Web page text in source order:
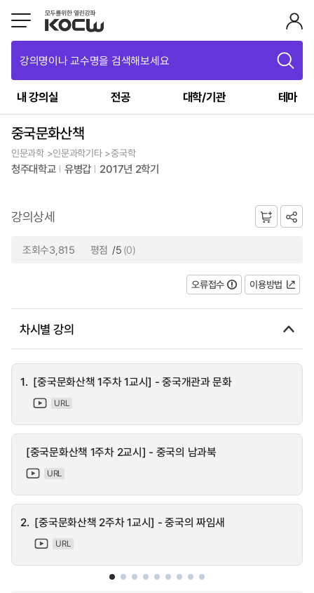
강의명이나 교수명을 검색해보세요
내 강의실 전공 대학/기관 테마
중국문화산책
인문과학 >인문과학기타 >중국학
청주대학교 유병갑 2017년 2학기
강의상세
조회수3,815 평점 /5 (0)
오류접수 이용방법
차시별 강의
1. [중국문화산책 1주차 1교시] - 중국개관과 문화
URL
[중국문화산책 1주차 2교시] - 중국의 남과북
URL
2. [중국문화산책 2주차 1교시] - 중국의 짜임새
URL